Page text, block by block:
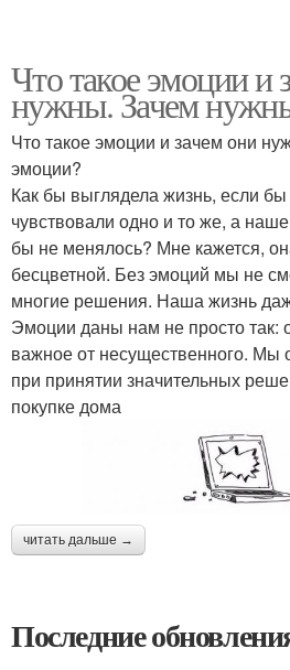
Что такое эмоции и
нужны. Зачем
Что такое эмоции и зачем они
эмоции?
Как бы выглядела жизнь, если
чувствовали одно и то же, а
бы не менялось? Мне кажется,
бесцветной. Без эмоций мы не
многие решения. Наша жизнь
Эмоции даны нам не просто так:
важное от несущественного. Мы
при принятии значительных
покупке дома
читать дальше →
Последние